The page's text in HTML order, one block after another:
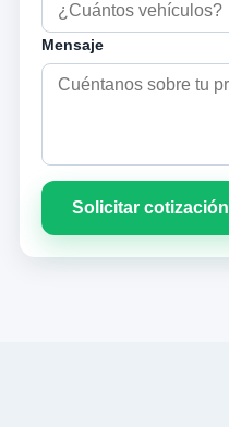
Mensaje
Solicitar cotización